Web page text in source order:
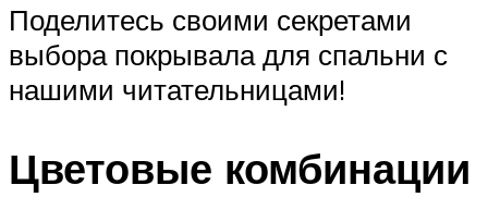
Поделитесь своими секретами
выбора покрывала для спальни с
нашими читательницами!
Цветовые комбинации